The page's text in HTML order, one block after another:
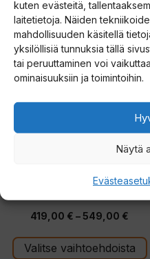
kuten evästeitä,
laitetietoja. Näiden
mahdollisuuden käsitellä
yksilöllisiä tunnuksia tällä
tai peruuttaminen voi
ominaisuuksiin ja toimintoihin.
Näytä
o
d
o
u
t
Vision XO perhokela
5:stä
419,00 € – 549,00 €
-
Valitse vaihtoehdoista
Tällä
tuotteella
on
useampi
muunnelma.